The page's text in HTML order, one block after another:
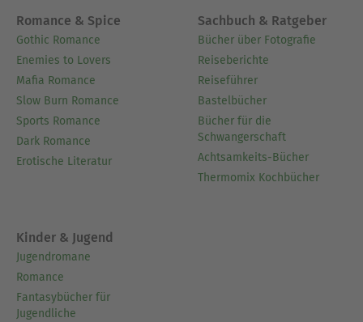
Romance & Spice
Gothic Romance
Enemies to Lovers
Mafia Romance
Slow Burn Romance
Sports Romance
Dark Romance
Erotische Literatur
Sachbuch & Ratgeber
Bücher über Fotografie
Reiseberichte
Reiseführer
Bastelbücher
Bücher für die
Schwangerschaft
Achtsamkeits-Bücher
Thermomix Kochbücher
Kinder & Jugend
Jugendromane
Romance
Fantasybücher für
Jugendliche